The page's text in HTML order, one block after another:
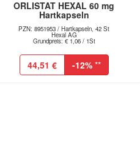
ORLISTAT HEXAL 60 mg
Hartkapseln
PZN: 8951953 / Hartkapseln, 42 St
Hexal AG
Grundpreis: € 1,06 / 1St
44,51 € -12%**